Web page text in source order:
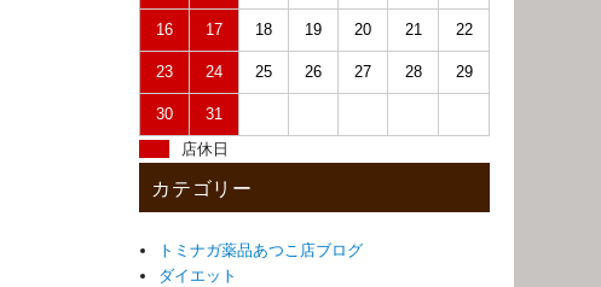
16 17 18 19 20 21 22
23 24 25 26 27 28 29
30
31
店休日
カテゴリー
トミナガ薬品あつこ店ブログ
ダイエット